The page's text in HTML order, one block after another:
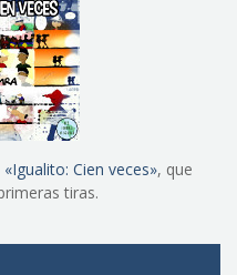
Cien veces», que
tiras.